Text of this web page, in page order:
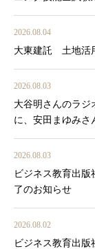
2026.08.04
大東建託 土地活
2026.08.03
大谷明さんのラジ
に、安田まゆみさ
2026.08.03
ビジネス教育出版
了のお知らせ
2026.08.02
ビジネス教育出版